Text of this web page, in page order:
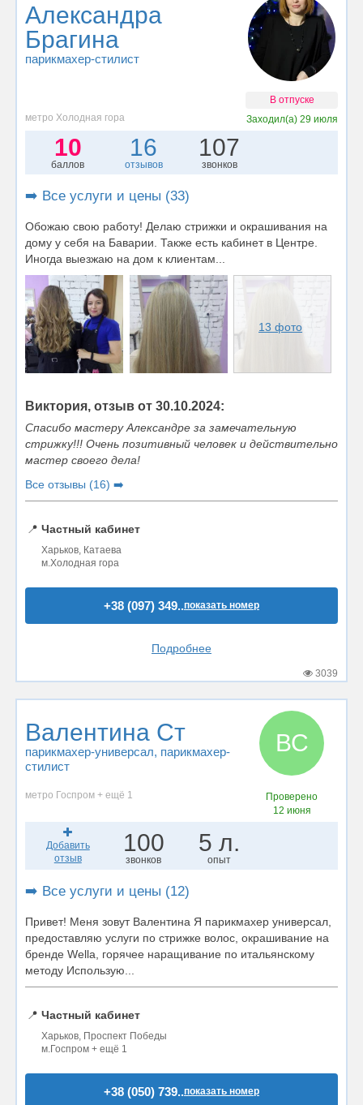
Александра
Брагина
парикмахер-стилист
В отпуске
метро Холодная гора
Заходил(а) 29 июля
10
баллов
16
отзывов
107
звонков
➡️ Все услуги и цены (33)
Обожаю свою работу! Делаю стрижки и окрашивания на
дому у себя на Баварии. Также есть кабинет в Центре.
Иногда выезжаю на дом к клиентам...
13 фото
Виктория, отзыв от 30.10.2024:
Спасибо мастеру Александре за замечательную
стрижку!!! Очень позитивный человек и действительно
мастер своего дела!
Все отзывы (16) ➡️
📍 Частный кабинет
Харьков, Катаева
м.Холодная гора
+38 (097) 349..показать номер
Подробнее
3039
Валентина Ст
парикмахер-универсал, парикмахер-
стилист
ВС
метро Госпром + ещё 1
Проверено
12 июня
Добавить
отзыв
100
звонков
5 л.
опыт
➡️ Все услуги и цены (12)
Привет! Меня зовут Валентина Я парикмахер универсал,
предоставляю услуги по стрижке волос, окрашивание на
бренде Wella, горячее наращивание по итальянскому
методу Использую...
📍 Частный кабинет
Харьков, Проспект Победы
м.Госпром + ещё 1
+38 (050) 739..показать номер